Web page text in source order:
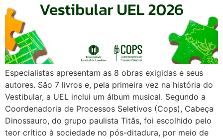
Especialistas apresentam as 8 obras exigidas e seus
autores. São 7 livros e, pela primeira vez na história do
Vestibular, a UEL inclui um álbum musical. Segundo a
Coordenadoria de Processos Seletivos (Cops), Cabeça
Dinossauro, do grupo paulista Titãs, foi escolhido pelo
teor crítico à sociedade no pós-ditadura, por meio de